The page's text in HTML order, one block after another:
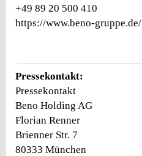
+49 89 20 500 410
https://www.beno-gruppe.de/
Pressekontakt:
Pressekontakt
Beno Holding AG
Florian Renner
Brienner Str. 7
80333 München